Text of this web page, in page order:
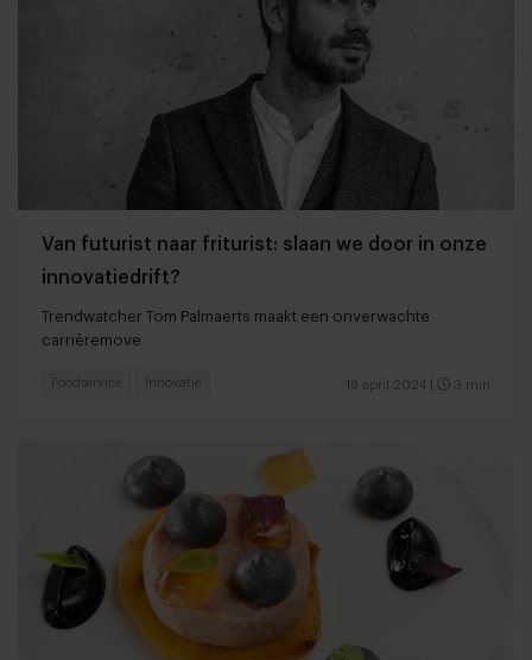
Van futurist naar friturist: slaan we door in onze
innovatiedrift?
Trendwatcher Tom Palmaerts maakt een onverwachte
carrièremove
18 april 2024 3 min
Foodservice Innovatie